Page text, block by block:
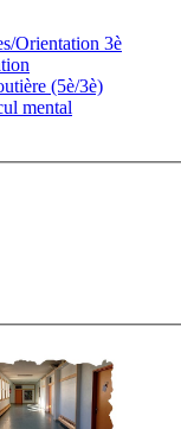
Orientation 3è
(5è/3è)
mental